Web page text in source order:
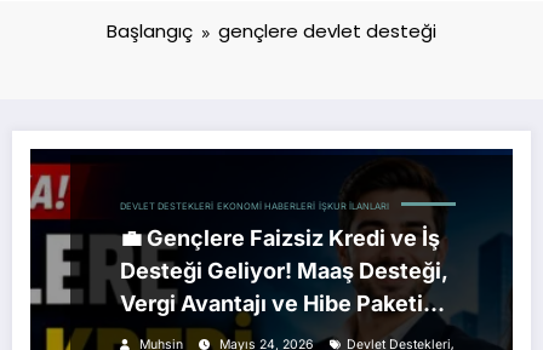
Başlangıç gençlere devlet desteği
DEVLET DESTEKLERI EKONOMI HABERLERI İŞKUR İLANLARI
💼 Gençlere Faizsiz Kredi ve İş
Desteği Geliyor! Maaş Desteği,
Vergi Avantajı ve Hibe Paketi
Detayları Ortaya Çıktı
Muhsin Mayıs 24, 2026 Devlet Destekleri,